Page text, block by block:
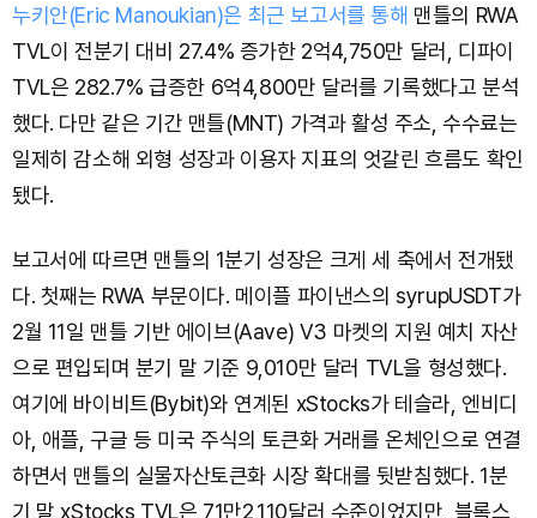
누키안(Eric Manoukian)은 최근 보고서를 통해 맨틀의 RWA
TVL이 전분기 대비 27.4% 증가한 2억4,750만 달러, 디파이
TVL은 282.7% 급증한 6억4,800만 달러를 기록했다고 분석
했다. 다만 같은 기간 맨틀(MNT) 가격과 활성 주소, 수수료는
일제히 감소해 외형 성장과 이용자 지표의 엇갈린 흐름도 확인
됐다.
보고서에 따르면 맨틀의 1분기 성장은 크게 세 축에서 전개됐
다. 첫째는 RWA 부문이다. 메이플 파이낸스의 syrupUSDT가
2월 11일 맨틀 기반 에이브(Aave) V3 마켓의 지원 예치 자산
으로 편입되며 분기 말 기준 9,010만 달러 TVL을 형성했다.
여기에 바이비트(Bybit)와 연계된 xStocks가 테슬라, 엔비디
아, 애플, 구글 등 미국 주식의 토큰화 거래를 온체인으로 연결
하면서 맨틀의 실물자산토큰화 시장 확대를 뒷받침했다. 1분
기 말 xStocks TVL은 71만2,110달러 수준이었지만, 블록스